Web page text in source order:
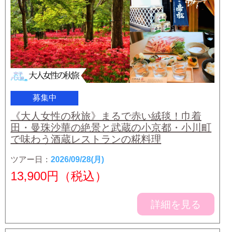
募集中
《大人女性の秋旅》まるで赤い絨毯！巾着
田・曼珠沙華の絶景と武蔵の小京都・小川町
で味わう酒蔵レストランの糀料理
ツアー日： 2026/09/28(月)
13,900円（税込）
詳細を見る